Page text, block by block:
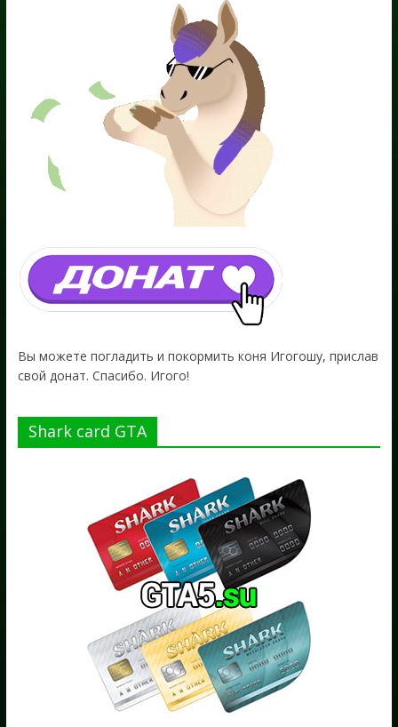
Вы можете погладить и покормить коня Игогошу, прислав
свой донат. Спасибо. Игого!
Shark card GTA